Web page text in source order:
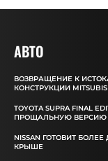
АВТО
ВОЗВРАЩЕНИЕ К
КОНСТРУКЦИИ
TOYOTA SUPRA FINAL
ПРОЩАЛЬНУЮ ВЕРСИЮ
NISSAN ГОТОВИТ
КРЫШЕ